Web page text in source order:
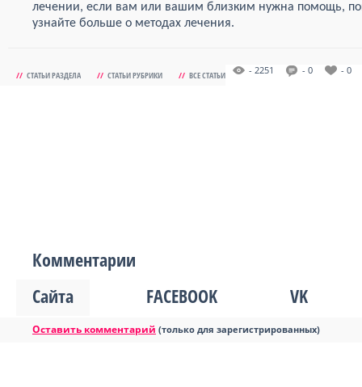
лечении, если вам или вашим близким нужна помощь,
узнайте больше о методах лечения.
// СТАТЬИ РАЗДЕЛА // СТАТЬИ РУБРИКИ // ВСЕ СТАТЬИ - 2251 - 0 - 0
Комментарии
Сайта
FACEBOOK VK
Оставить комментарий (только для зарегистрированных)